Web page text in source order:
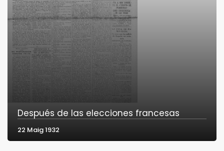
Después de las elecciones francesas
22 Maig 1932